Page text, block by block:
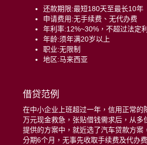
还款期限:最短180天至最长10年
申请费用:无手续费、无代办费
年利率:12%~30%，不超过法定
年龄:须年满20岁以上
职业:无限制
地区:马来西亚
借贷范例
在中小企业上班超过一年，信用正常的
万元现金救急，张贴借钱需求后，从多
提供的方案中，就近选了汽车贷款方案
分期6个月，无事先收取手续费及代办